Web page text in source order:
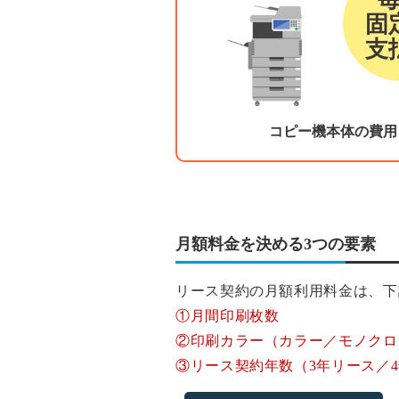
固
支
コピー機本体の費用
月額料金を決める3つの要素
リース契約の月額利用料金は、
①月間印刷枚数
②印刷カラー（カラー／モノク
③リース契約年数（3年リース／